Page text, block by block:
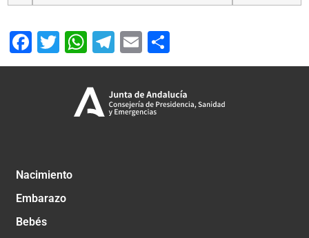
Facebook
Twitter
WhatsApp
Telegram
Email
Nacimiento
Embarazo
Bebés